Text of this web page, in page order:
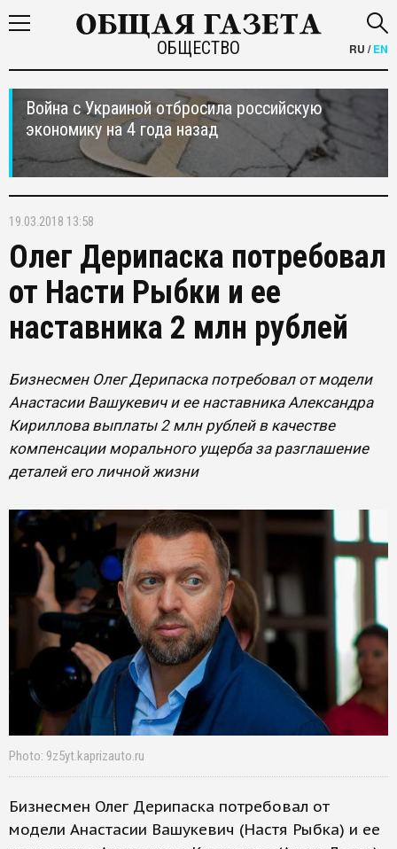
ОБЩЕСТВО RU /EN
Война с Украиной отбросила российскую
экономику на 4 года назад
19.03.2018 13:58
Олег Дерипаска потребовал
от Насти Рыбки и ее
наставника 2 млн рублей
Бизнесмен Олег Дерипаска потребовал от модели
Анастасии Вашукевич и ее наставника Александра
Кириллова выплаты 2 млн рублей в качестве
компенсации морального ущерба за разглашение
деталей его личной жизни
Photo: 9z5yt.kaprizauto.ru
Бизнесмен Олег Дерипаска потребовал от
модели Анастасии Вашукевич (Настя Рыбка) и ее